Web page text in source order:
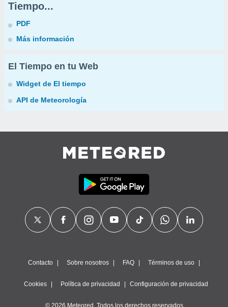
Tiempo...
PDF
Más información
El Tiempo en tu Web
Widget de El tiempo
API de Meteorología
Contacto Sobre nosotros FAQ Términos de uso
Cookies Política de privacidad Configuración de privacidad
© 2026 Meteored. Todos los derechos reservados